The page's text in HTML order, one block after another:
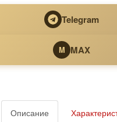
Telegram
M MAX
Описание